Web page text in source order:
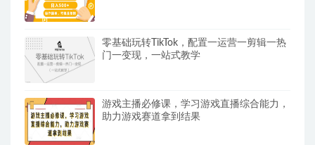
零基础玩转TikTok，配置一运营一剪辑一热
门一变现，一站式教学
游戏主播必修课，学习游戏直播综合能力，
助力游戏赛道拿到结果